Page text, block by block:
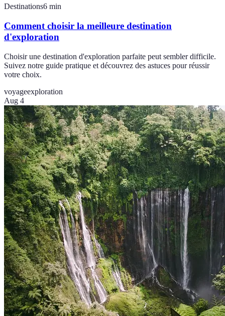
Destinations6 min
Comment choisir la meilleure destination
d'exploration
Choisir une destination d'exploration parfaite peut sembler difficile.
Suivez notre guide pratique et découvrez des astuces pour réussir
votre choix.
voyageexploration
Aug 4